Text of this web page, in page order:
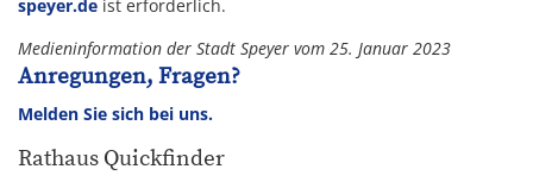
speyer.de ist erforderlich.
Medieninformation der Stadt Speyer vom 25. Januar 2023
Anregungen, Fragen?
Melden Sie sich bei uns.
Rathaus Quickfinder